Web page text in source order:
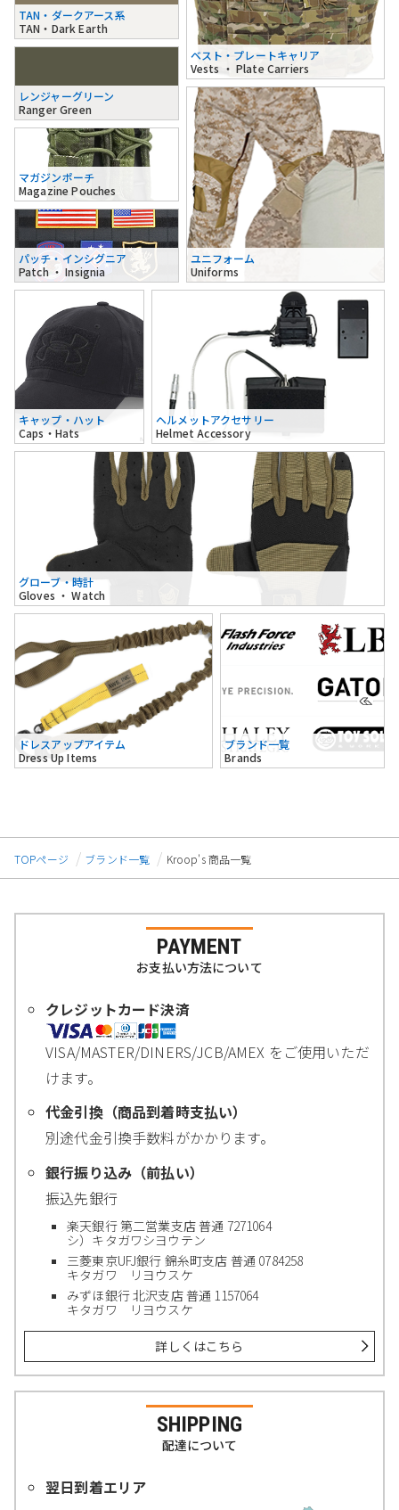
TAN・ダークアース系
TAN・Dark Earth
レンジャーグリーン
Ranger Green
ベスト・プレートキャリア
Vests ・ Plate Carriers
マガジンポーチ
Magazine Pouches
パッチ・インシグニア
Patch ・ Insignia
ユニフォーム
Uniforms
キャップ・ハット
Caps・Hats
ヘルメットアクセサリー
Helmet Accessory
グローブ・時計
Gloves ・ Watch
ドレスアップアイテム
Dress Up Items
ブランド一覧
Brands
TOPページ ブランド一覧 Kroop's 商品一覧
PAYMENT
お支払い方法について
クレジットカード決済
VISA/MASTER/DINERS/JCB/AMEX をご使用いただ
けます。
代金引換（商品到着時支払い）
別途代金引換手数料がかかります。
銀行振り込み（前払い）
振込先銀行
楽天銀行 第二営業支店 普通 7271064
シ）キタガワシヨウテン
三菱東京UFJ銀行 錦糸町支店 普通 0784258
キタガワ リヨウスケ
みずほ銀行 北沢支店 普通 1157064
キタガワ リヨウスケ
詳しくはこちら
SHIPPING
配達について
翌日到着エリア